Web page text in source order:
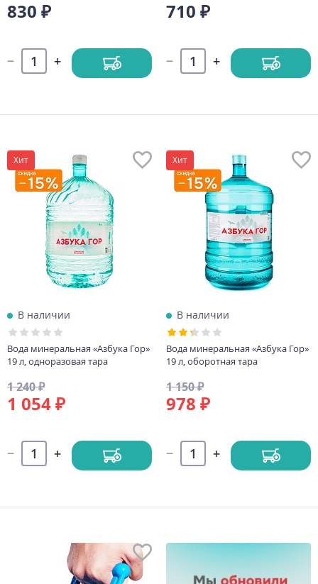
830 ₽ 710 ₽
Хит
В наличии
Вода минеральная «Азбука Гор»
19 л, одноразовая тара
1 240 ₽
1 054 ₽
Хит
В наличии
Вода минеральная «Азбука Гор»
19 л, оборотная тара
1 150 ₽
978 ₽